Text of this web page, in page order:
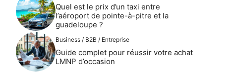
Quel est le prix d’un taxi entre
l’aéroport de pointe-à-pitre et la
guadeloupe ?
Business / B2B / Entreprise
Guide complet pour réussir votre achat
LMNP d’occasion